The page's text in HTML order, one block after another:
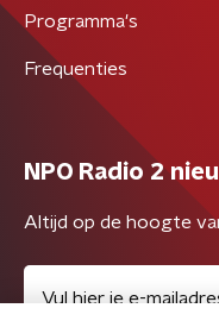
Programma's
Frequenties
NPO Radio 2
Altijd op de hoogte